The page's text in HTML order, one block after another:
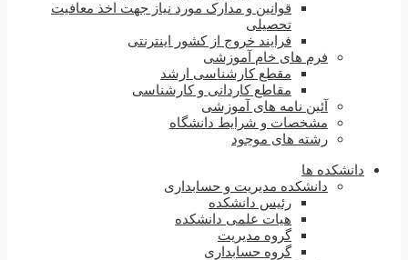
قوانین و مدارک مورد نیاز جهت اخذ معافیت
تحصیلی
فرایند خروج از کشور اینترنتی
فرم های خام آموزشی
مقطع کارشناسی ارشد
مقاطع کاردانی و کارشناسی
آئین نامه های آموزشی
مشخصات و شرایط دانشگاه
رشته های موجود
دانشکده ها
دانشکده مدیریت و حسابداری
رئیس دانشکده
هیات علمی دانشکده
گروه مدیریت
گروه حسابداری